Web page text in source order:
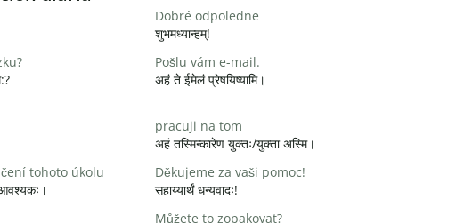
Dobré odpoledne
शुभमध्यान्हम्!
Pošlu vám e-mail.
अहं ते ईमेलं प्रेषयिष्यामि।
pracuji na tom
अहं तस्मिन्कारेण युक्तः/युक्ता अस्मि।
tohoto úkolu
Děkujeme za vaši pomoc!
सहाय्यार्थं धन्यवादः!
Můžete to zopakovat?